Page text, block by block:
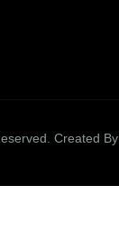
Created By